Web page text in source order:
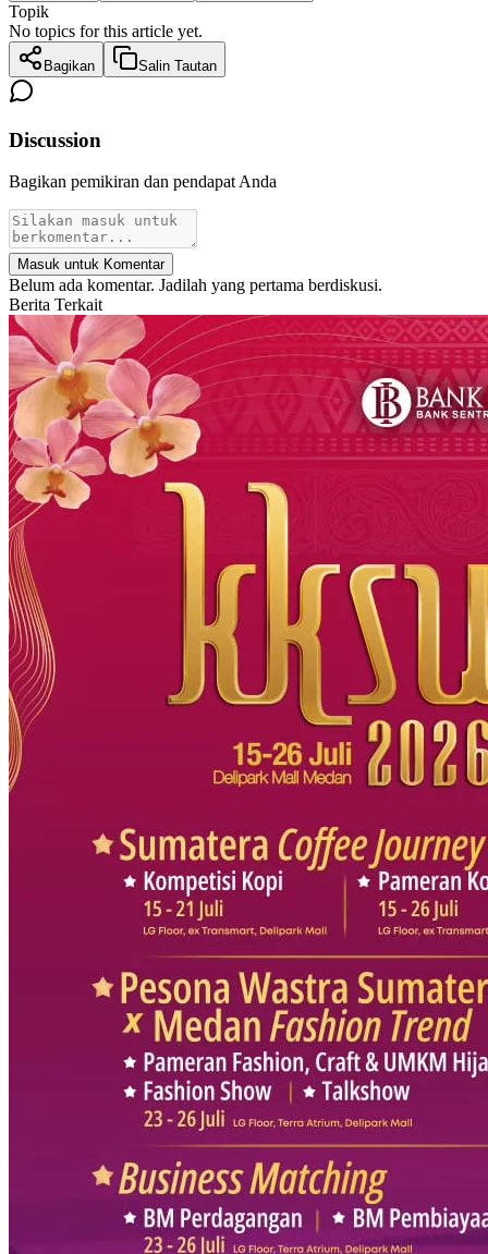
Topik
No topics for this article yet.
Bagikan Salin Tautan
Discussion
Bagikan pemikiran dan pendapat Anda
Masuk untuk Komentar
Belum ada komentar. Jadilah yang pertama berdiskusi.
Berita Terkait